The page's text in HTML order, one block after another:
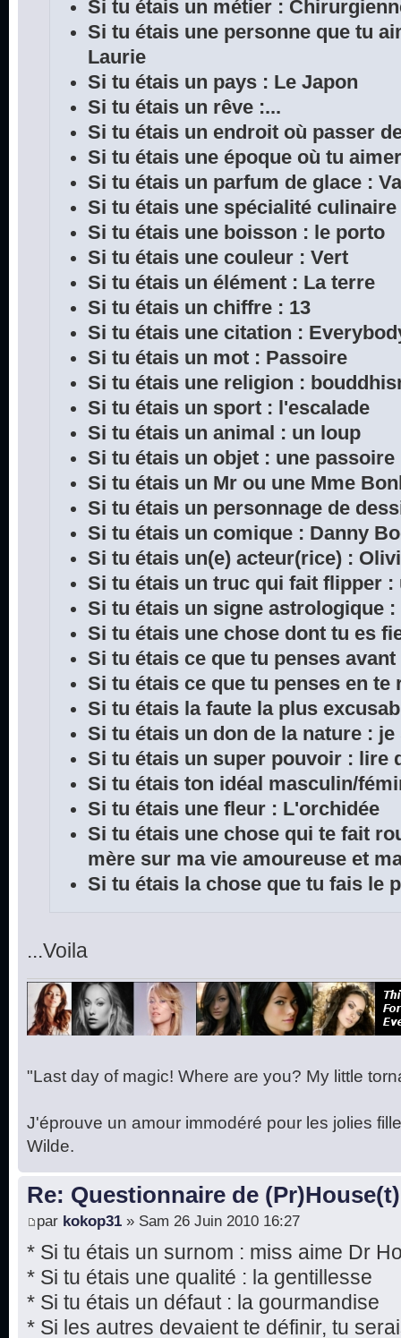
Si tu étais un métier :
Si tu étais une personne que tu
Laurie
Si tu étais un pays : Le Japon
Si tu étais un rêve :...
Si tu étais un endroit où passer
Si tu étais une époque où tu
Si tu étais un parfum de glace :
Si tu étais une spécialité
Si tu étais une boisson : le porto
Si tu étais une couleur : Vert
Si tu étais un élément : La terre
Si tu étais un chiffre : 13
Si tu étais une citation :
Si tu étais un mot : Passoire
Si tu étais une religion :
Si tu étais un sport : l'escalade
Si tu étais un animal : un loup
Si tu étais un objet : une passoire
Si tu étais un Mr ou une Mme
Si tu étais un personnage de
Si tu étais un comique : Danny
Si tu étais un(e) acteur(rice) :
Si tu étais un truc qui fait flipper :
Si tu étais un signe astrologique :
Si tu étais une chose dont tu es
Si tu étais ce que tu penses
Si tu étais ce que tu penses en te
Si tu étais la faute la plus
Si tu étais un don de la nature : je
Si tu étais un super pouvoir : lire
Si tu étais ton idéal masculin/
Si tu étais une fleur : L'orchidée
Si tu étais une chose qui te fait
mère sur ma vie amoureuse et
Si tu étais la chose que tu fais le
...Voila
"Last day of magic! Where are you? My little
J'éprouve un amour immodéré pour les jolies
Wilde.
Re: Questionnaire de (Pr)House(t)
par kokop31 » Sam 26 Juin 2010 16:27
* Si tu étais un surnom : miss aime Dr
* Si tu étais une qualité : la gentillesse
* Si tu étais un défaut : la gourmandise
* Si les autres devaient te définir, tu